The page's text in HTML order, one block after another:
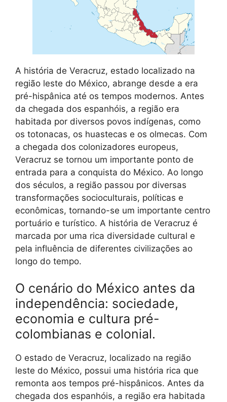
A história de Veracruz, estado localizado na
região leste do México, abrange desde a era
pré-hispânica até os tempos modernos. Antes
da chegada dos espanhóis, a região era
habitada por diversos povos indígenas, como
os totonacas, os huastecas e os olmecas. Com
a chegada dos colonizadores europeus,
Veracruz se tornou um importante ponto de
entrada para a conquista do México. Ao longo
dos séculos, a região passou por diversas
transformações socioculturais, políticas e
econômicas, tornando-se um importante centro
portuário e turístico. A história de Veracruz é
marcada por uma rica diversidade cultural e
pela influência de diferentes civilizações ao
longo do tempo.
O cenário do México antes da
independência: sociedade,
economia e cultura pré-
colombianas e colonial.
O estado de Veracruz, localizado na região
leste do México, possui uma história rica que
remonta aos tempos pré-hispânicos. Antes da
chegada dos espanhóis, a região era habitada